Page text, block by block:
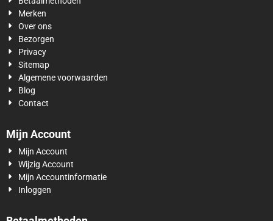
Merken
Over ons
Bezorgen
Privacy
Sitemap
Algemene voorwaarden
Blog
Contact
Mijn Account
Mijn Account
Wijzig Account
Mijn Accountinformatie
Inloggen